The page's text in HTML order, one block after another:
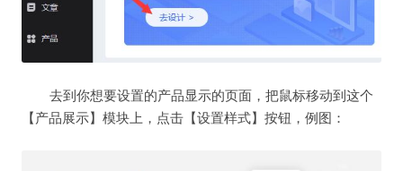
去到你想要设置的产品显示的页面，把鼠标移动到这个
【产品展示】模块上，点击【设置样式】按钮，例图：